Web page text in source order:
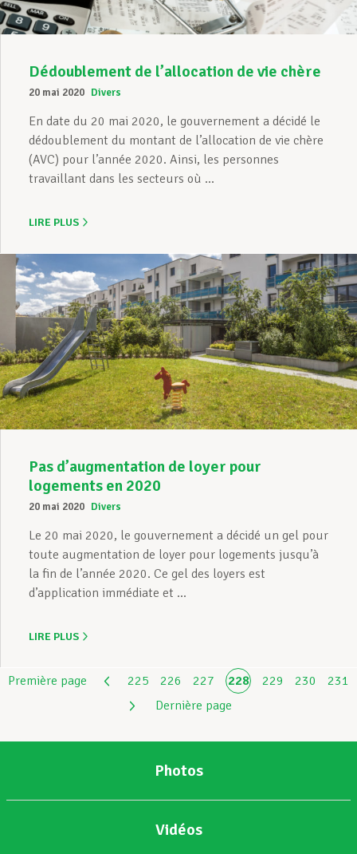
Dédoublement de l’allocation de vie chère
20 mai 2020 Divers
En date du 20 mai 2020, le gouvernement a décidé le
dédoublement du montant de l’allocation de vie chère
(AVC) pour l’année 2020. Ainsi, les personnes
travaillant dans les secteurs où ...
LIRE PLUS
Pas d’augmentation de loyer pour
logements en 2020
20 mai 2020 Divers
Le 20 mai 2020, le gouvernement a décidé un gel pour
toute augmentation de loyer pour logements jusqu’à
la fin de l’année 2020. Ce gel des loyers est
d’application immédiate et ...
LIRE PLUS
Première page 225 226 227 228 229 230
231
Dernière page
Photos
Vidéos